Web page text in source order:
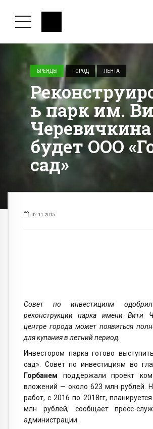
БРЕНДЫ ГОРОД ЛЕНТА
ь парк им.
Черевичкина
будет ООО
сад»
02.11.2015
Совет по инвестициям
реконструкции парка имени Вити
центре города может появиться
для купания в летний период.
Инвестором парка готово
сад». Совет по инвестициям во
Горбанем поддержали проект
вложений — около 623 млн рублей.
работ, с 2016 по 2018гг,
млн рублей, сообщает пресс-
администрации.